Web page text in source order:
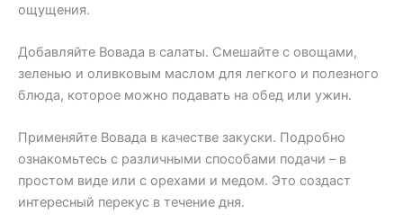
ощущения.
Добавляйте Вовада в салаты. Смешайте с овощами,
зеленью и оливковым маслом для легкого и полезного
блюда, которое можно подавать на обед или ужин.
Применяйте Вовада в качестве закуски. Подробно
ознакомьтесь с различными способами подачи – в
простом виде или с орехами и медом. Это создаст
интересный перекус в течение дня.